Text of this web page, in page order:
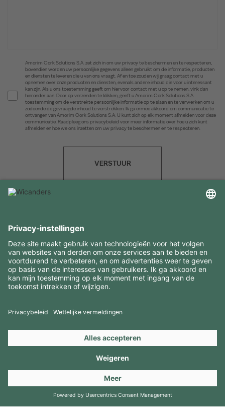
Amorim Cork Solutions S.A. zet zich in om uw privacy te beschermen en te respecteren,
bovendien worden uw persoonlijke gegevens alleen gebruikt om de informatie, producten
en diensten te leveren die u van ons vraagt. Af en toe zouden wij graag contact met u
opnemen over onze producten en diensten, evenals andere inhoud die voor u interessant
kan zijn. Als u ons toestemming geeft om hiervoor contact met u op te nemen, vink dan
hieronder aan. Door op verzenden te klikken, geeft u Amorim Cork Solutions S.A.
toestemming om de verstrekte persoonlijke informatie op te slaan en te verwerken om u
zodoende de gevraagde inhoud te verstrekken. Ik ga ermee akkoord om communicatie te
ontvangen van Amorim Cork Solutions S.A. U kunt zich op elk moment afmelden voor deze
communicatie. Raadpleeg ons privacybeleid voor meer informatie over hoe u zich kunt
afmelden en hoe we ons inzetten om uw privacy te beschermen en te respecteren.
VERSTUUR
INTERESSANTE INFORMATIE
MIDDELEN
CONTACTEN
Copyright 2026 © Amorim Cork Solutions. All rights reserved.
byWebcomum